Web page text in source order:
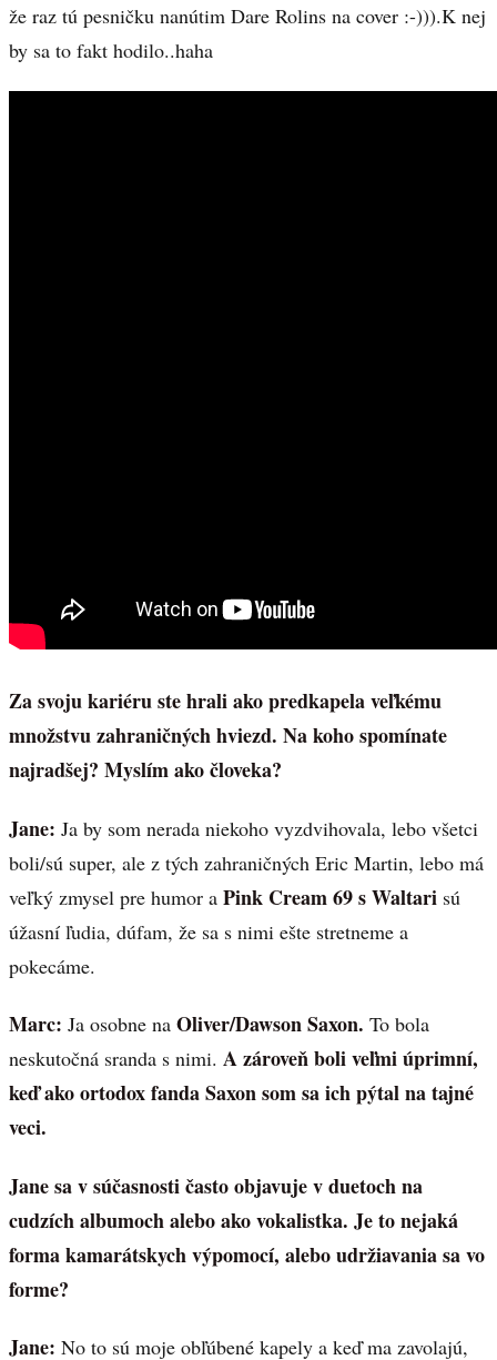
že raz tú pesničku nanútim Dare Rolins na cover :-))).K nej
by sa to fakt hodilo..haha
Za svoju kariéru ste hrali ako predkapela veľkému
množstvu zahraničných hviezd. Na koho spomínate
najradšej? Myslím ako človeka?
Jane: Ja by som nerada niekoho vyzdvihovala, lebo všetci
boli/sú super, ale z tých zahraničných Eric Martin, lebo má
veľký zmysel pre humor a Pink Cream 69 s Waltari sú
úžasní ľudia, dúfam, že sa s nimi ešte stretneme a
pokecáme.
Marc: Ja osobne na Oliver/Dawson Saxon. To bola
neskutočná sranda s nimi. A zároveň boli veľmi úprimní,
keď ako ortodox fanda Saxon som sa ich pýtal na tajné
veci.
Jane sa v súčasnosti často objavuje v duetoch na
cudzích albumoch alebo ako vokalistka. Je to nejaká
forma kamarátskych výpomocí, alebo udržiavania sa vo
forme?
Jane: No to sú moje obľúbené kapely a keď ma zavolajú,